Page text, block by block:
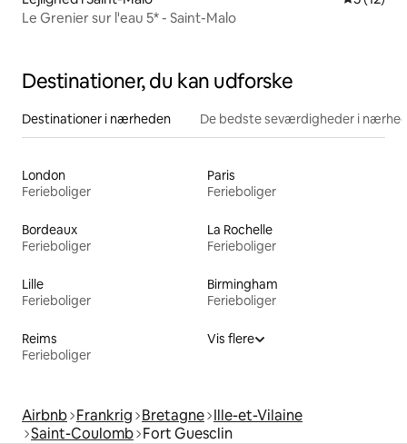
Le Grenier sur l'eau 5* - Saint-Malo
Destinationer, du kan udforske
Destinationer i nærheden De bedste seværdigheder i
London
Ferieboliger
Paris
Ferieboliger
Bordeaux
Ferieboliger
La Rochelle
Ferieboliger
Lille
Ferieboliger
Birmingham
Ferieboliger
Reims
Ferieboliger
Vis flere
Airbnb Frankrig Bretagne Ille-et-Vilaine
Saint-Coulomb Fort Guesclin